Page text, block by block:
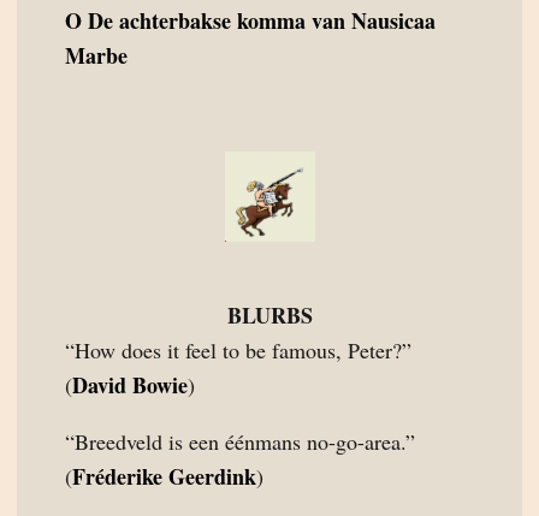
ODe achterbakse komma van Nausicaa
Marbe
BLURBS
“How does it feel to be famous, Peter?”
(David Bowie)
“Breedveld is een éénmans no-go-area.”
(Fréderike Geerdink)